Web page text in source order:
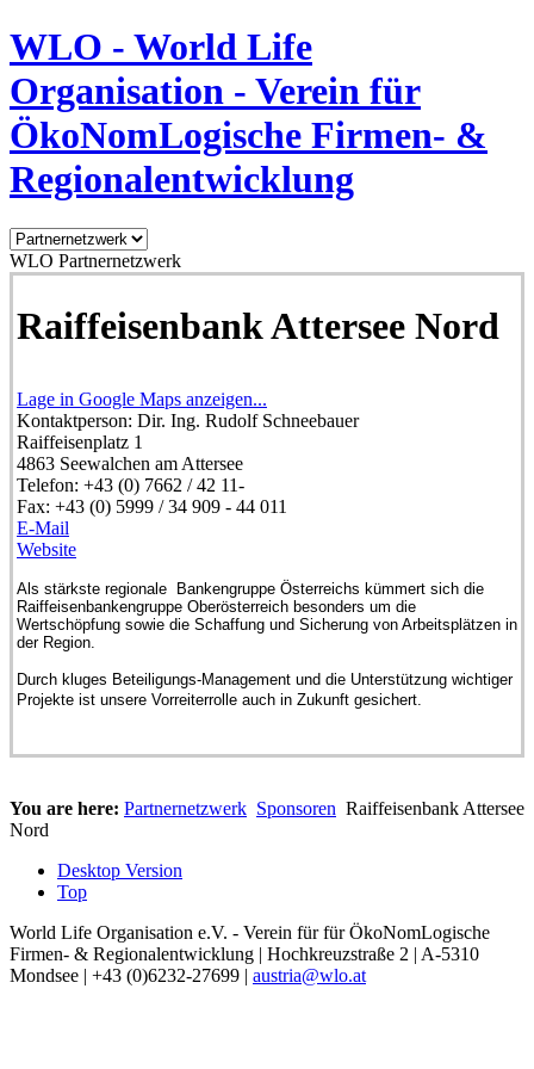
WLO - World Life
Organisation - Verein für
ÖkoNomLogische Firmen- &
Regionalentwicklung
WLO Partnernetzwerk
Raiffeisenbank Attersee Nord
Lage in Google Maps anzeigen...
Kontaktperson: Dir. Ing. Rudolf Schneebauer
Raiffeisenplatz 1
4863 Seewalchen am Attersee
Telefon: +43 (0) 7662 / 42 11-
Fax: +43 (0) 5999 / 34 909 - 44 011
E-Mail
Website
Als stärkste regionale Bankengruppe Österreichs kümmert sich die
Raiffeisenbankengruppe Oberösterreich besonders um die
Wertschöpfung sowie die Schaffung und Sicherung von Arbeitsplätzen in
der Region.
Durch kluges Beteiligungs-Management und die Unterstützung wichtiger
Projekte ist unsere Vorreiterrolle auch in Zukunft gesichert.
You are here: Partnernetzwerk Sponsoren Raiffeisenbank Attersee
Nord
Desktop Version
Top
World Life Organisation e.V. - Verein für für ÖkoNomLogische
Firmen- & Regionalentwicklung | Hochkreuzstraße 2 | A-5310
Mondsee | +43 (0)6232-27699 | austria@wlo.at